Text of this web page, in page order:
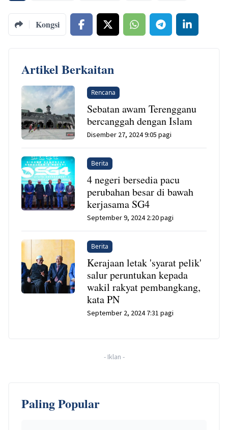
Kongsi
Artikel Berkaitan
Rencana
Sebatan awam Terengganu
bercanggah dengan Islam
Disember 27, 2024 9:05 pagi
Berita
4 negeri bersedia pacu
perubahan besar di bawah
kerjasama SG4
September 9, 2024 2:20 pagi
Berita
Kerajaan letak 'syarat pelik'
salur peruntukan kepada
wakil rakyat pembangkang,
kata PN
September 2, 2024 7:31 pagi
- Iklan -
Paling Popular